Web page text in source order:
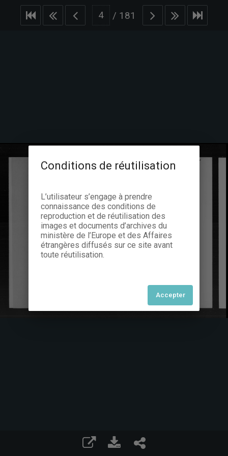
/ 181
Conditions de réutilisation
L’utilisateur s’engage à prendre
connaissance des conditions de
reproduction et de réutilisation des
images et documents d’archives du
ministère de l’Europe et des Affaires
étrangères diffusés sur ce site avant
toute réutilisation.